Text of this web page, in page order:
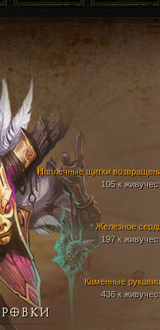
Железное
197 к
Каменные
436 к
Наплечные щитки
105 к